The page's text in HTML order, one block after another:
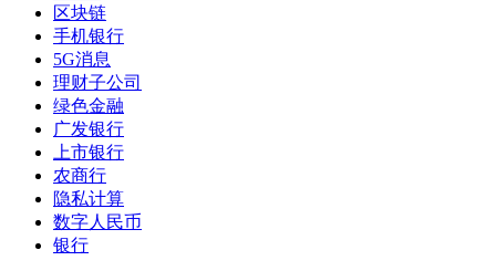
区块链
手机银行
5G消息
理财子公司
绿色金融
广发银行
上市银行
农商行
隐私计算
数字人民币
银行